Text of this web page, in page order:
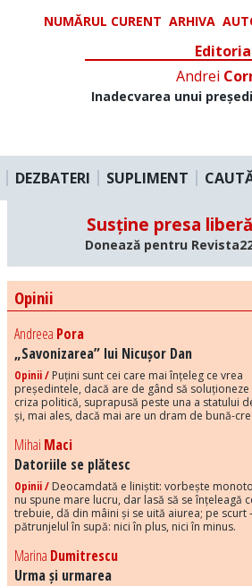
NUMĂRUL CURENT ARHIVA
Andrei
Inadecvarea unui
DEZBATERI SUPLIMENT
Susține presa liberă
Donează pentru
Opinii
Andreea Pora
„Savonizarea” lui Nicușor Dan
Opinii / Puțini sunt cei care mai înțeleg ce vrea
președintele, dacă are de gând să soluționeze
criza politică, suprapusă peste una a statului
și, mai ales, dacă mai are un dram de bună-
Mihai Maci
Datoriile se plătesc
Opinii / Deocamdată e liniștit: vorbește
nu spune mare lucru, dar lasă să se înțeleagă
trebuie, dă din mâini și se uită aiurea; pe scurt
pătrunjelul în supă: nici în plus, nici în minus.
Marina Dumitrescu
Urma și urmarea